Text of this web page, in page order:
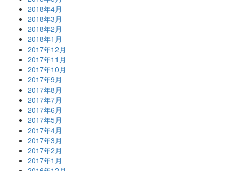
2018年4月
2018年3月
2018年2月
2018年1月
2017年12月
2017年11月
2017年10月
2017年9月
2017年8月
2017年7月
2017年6月
2017年5月
2017年4月
2017年3月
2017年2月
2017年1月